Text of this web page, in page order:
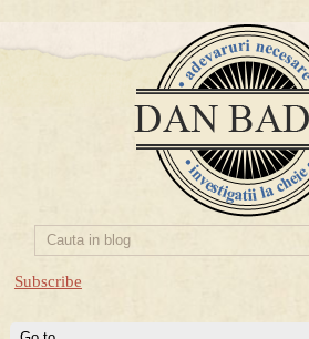
Subscribe